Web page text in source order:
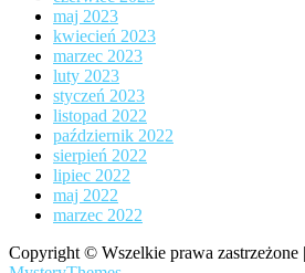
maj 2023
kwiecień 2023
marzec 2023
luty 2023
styczeń 2023
listopad 2022
październik 2022
sierpień 2022
lipiec 2022
maj 2022
marzec 2022
Copyright © Wszelkie prawa zastrzeżone |